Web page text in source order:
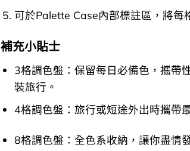
可於Palette Case內部標註區，將每
補充小貼士
3格調色盤：保留每日必備色，攜帶
裝旅行。
4格調色盤：旅行或短途外出時攜帶
8格調色盤：全色系收納，讓你盡情